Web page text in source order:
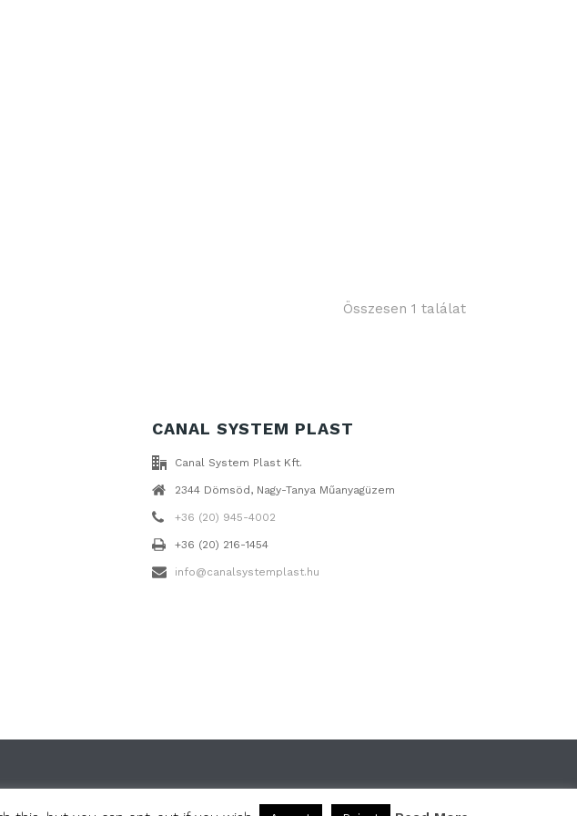
Összesen 1 találat
CANAL SYSTEM PLAST
Canal System Plast Kft.
2344 Dömsöd, Nagy-Tanya Műanyagüzem
+36 (20) 945-4002
+36 (20) 216-1454
info@canalsystemplast.hu